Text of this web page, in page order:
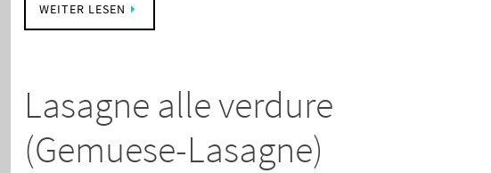
WEITER LESEN
Lasagne alle verdure
(Gemuese-Lasagne)